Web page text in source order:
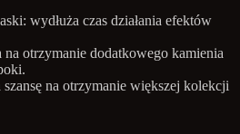
wydłuża czas działania efektów
na otrzymanie dodatkowego kamienia
na otrzymanie większej kolekcji